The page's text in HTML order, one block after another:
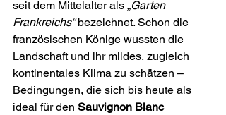
seit dem Mittelalter als „Garten
Frankreichs“ bezeichnet. Schon die
französischen Könige wussten die
Landschaft und ihr mildes, zugleich
kontinentales Klima zu schätzen –
Bedingungen, die sich bis heute als
ideal für den Sauvignon Blanc